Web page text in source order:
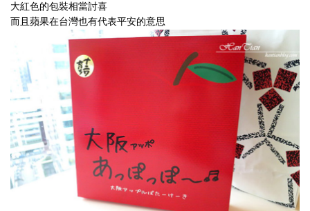
大紅色的包裝相當討喜
而且蘋果在台灣也有代表平安的意思